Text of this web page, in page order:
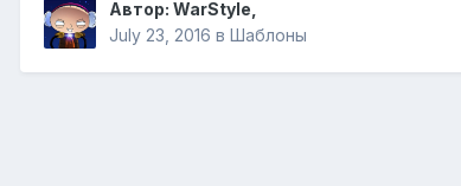
Автор: WarStyle
July 23, 2016 в Шаблоны